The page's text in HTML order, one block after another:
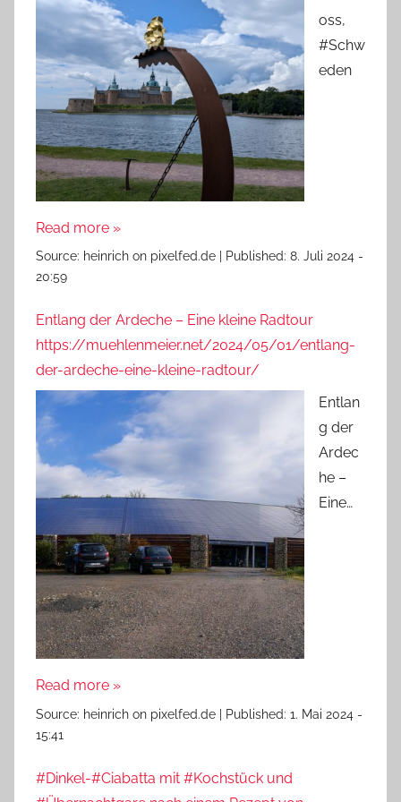
oss,
#Schw
eden
Read more »
Source: heinrich on pixelfed.de Published: 8. Juli 2024 -
20:59
Entlang der Ardeche – Eine kleine Radtour
https://muehlenmeier.net/2024/05/01/entlang-
der-ardeche-eine-kleine-radtour/
Entlan
g der
Ardec
he –
Eine…
Read more »
Source: heinrich on pixelfed.de Published: 1. Mai 2024 -
15:41
#Dinkel-#Ciabatta mit #Kochstück und